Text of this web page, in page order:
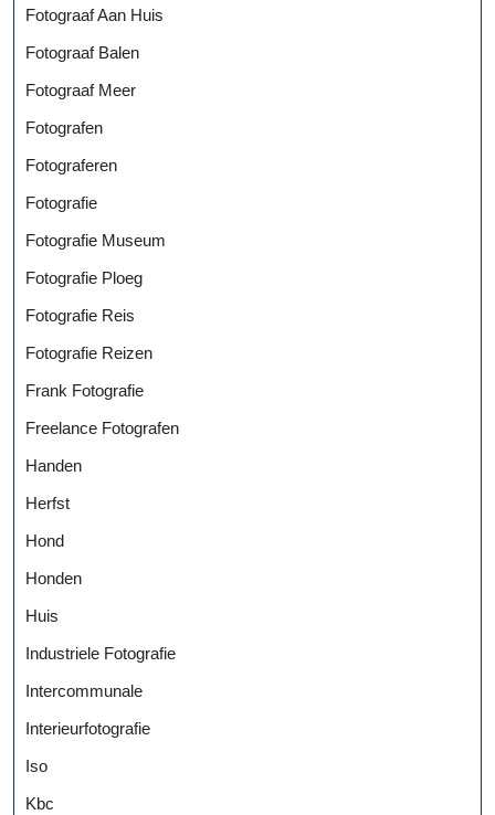
Fotograaf Aan Huis
Fotograaf Balen
Fotograaf Meer
Fotografen
Fotograferen
Fotografie
Fotografie Museum
Fotografie Ploeg
Fotografie Reis
Fotografie Reizen
Frank Fotografie
Freelance Fotografen
Handen
Herfst
Hond
Honden
Huis
Industriele Fotografie
Intercommunale
Interieurfotografie
Iso
Kbc